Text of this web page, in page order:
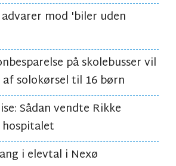
advarer mod 'biler uden
på skolebusser vil
solokørsel til 16 børn
Sådan vendte Rikke
i elevtal i Nexø